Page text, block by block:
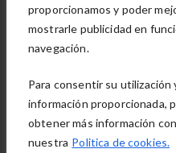
proporcionamos y poder
mostrarle publicidad en
navegación.
Para consentir su utilización
información proporcionada,
obtener más información
nuestra Politica de cookies.